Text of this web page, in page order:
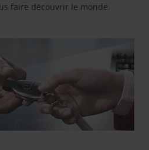
faire découvrir le monde.